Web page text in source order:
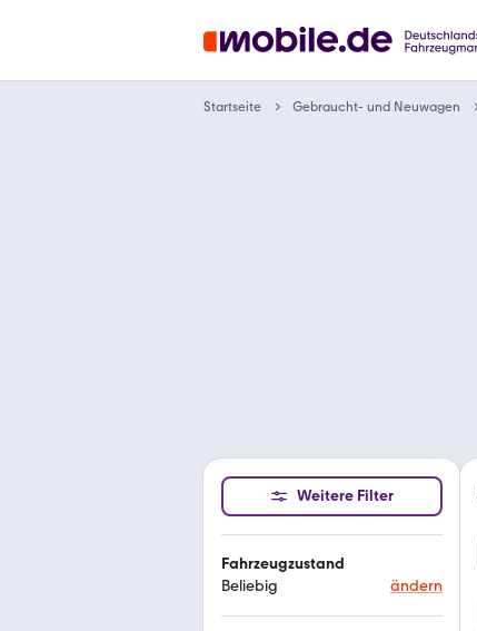
Startseite Gebraucht- und Neuwagen
Weitere Filter
Fahrzeugzustand
Beliebig
ändern